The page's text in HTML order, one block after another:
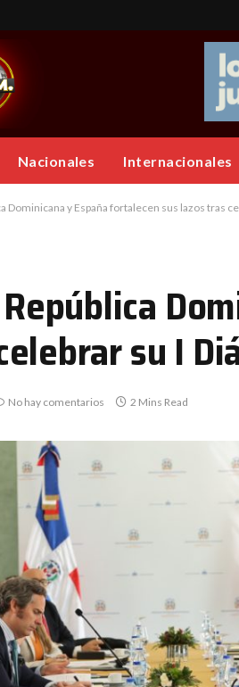
Nacionales Internacionales
Dominicana y España fortalecen sus lazos tras
República
su I
No hay comentarios 2 Mins Read